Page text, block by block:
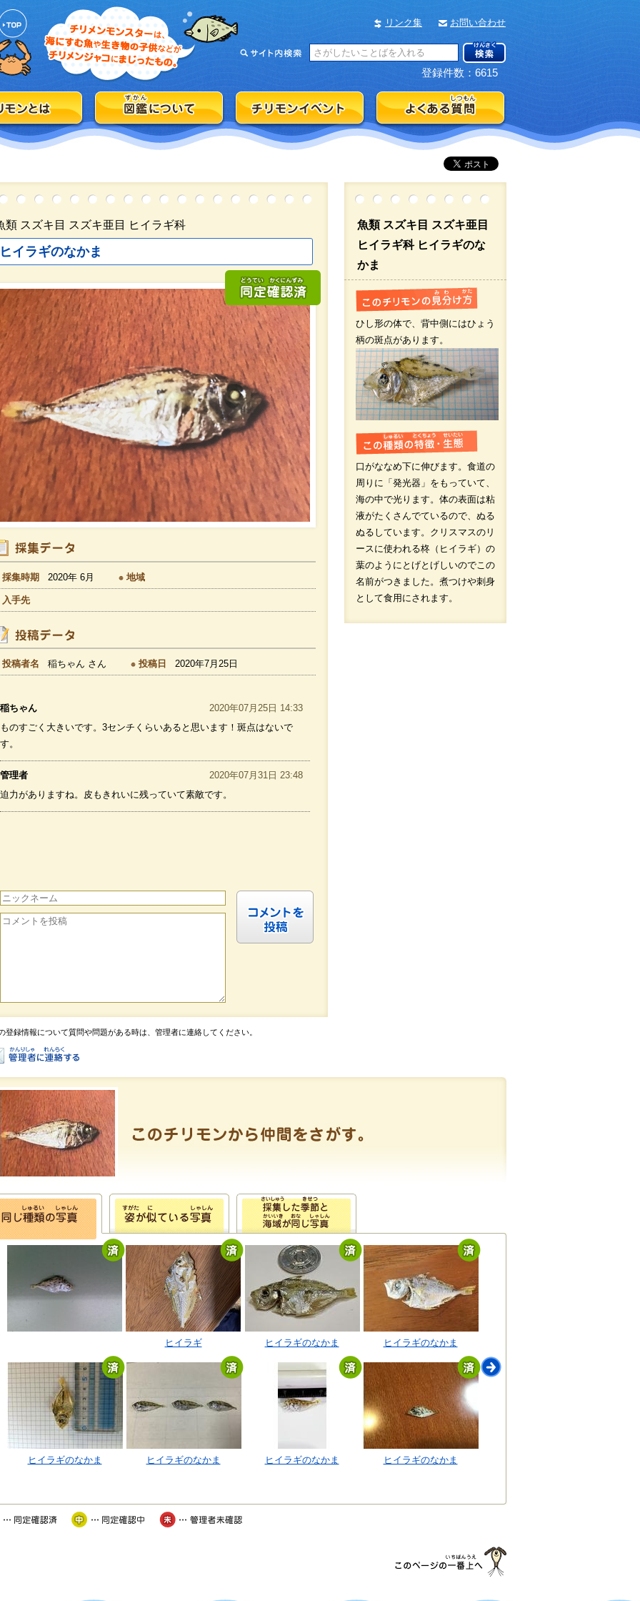
リンク集 お問い合わせ
登録件数：6615
類 スズキ目 スズキ亜目 ヒイラギ科
ヒイラギのなかま
採集時期 2020年 6月 地域
入手先
投稿者名 稲ちゃん さん 投稿日 2020年7月25日
稲ちゃん
2020年07月25日 14:33
ものすごく大きいです。3センチくらいあると思います！斑点はないで
す。
管理者
2020年07月31日 23:48
迫力がありますね。皮もきれいに残っていて素敵です。
登録情報について質問や問題がある時は、管理者に連絡してください。
魚類 スズキ目 スズキ亜目
ヒイラギ科 ヒイラギのな
かま
ひし形の体で、背中側にはひょう
柄の斑点があります。
口がななめ下に伸びます。食道の
周りに「発光器」をもっていて、
海の中で光ります。体の表面は粘
液がたくさんでているので、ぬる
ぬるしています。クリスマスのリ
ースに使われる柊（ヒイラギ）の
葉のようにとげとげしいのでこの
名前がつきました。煮つけや刺身
として食用にされます。
ヒイラギ ヒイラギのなかま ヒイラギのなかま
ヒイラギのなかま ヒイラギのなかま ヒイラギのなかま ヒイラギのなかま